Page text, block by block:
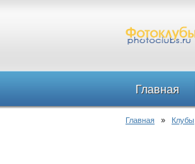
Главная
Главная » Клубы